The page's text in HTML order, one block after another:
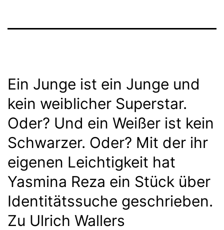
Ein Junge ist ein Junge und
kein weiblicher Superstar.
Oder? Und ein Weißer ist kein
Schwarzer. Oder? Mit der ihr
eigenen Leichtigkeit hat
Yasmina Reza ein Stück über
Identitätssuche geschrieben.
Zu Ulrich Wallers